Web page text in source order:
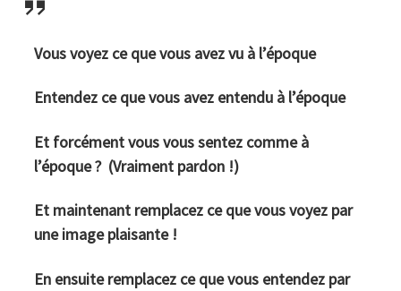
Vous voyez ce que vous avez vu à l’époque
Entendez ce que vous avez entendu à l’époque
Et forcément vous vous sentez comme à
l’époque ? (Vraiment pardon !)
Et maintenant remplacez ce que vous voyez par
une image plaisante !
En ensuite remplacez ce que vous entendez par